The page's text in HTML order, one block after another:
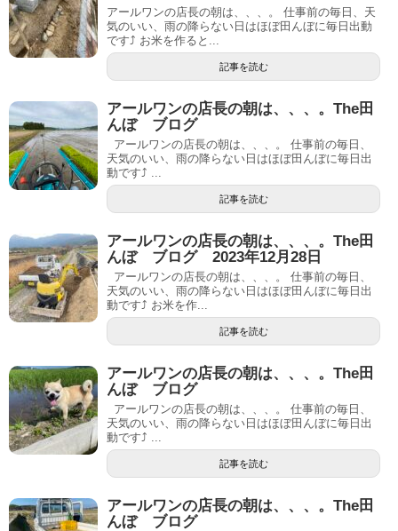
アールワンの店長の朝は、、、。 仕事前の毎日、天
気のいい、雨の降らない日はほぼ田んぼに毎日出動
です⤴ お米を作ると...
記事を読む
アールワンの店長の朝は、、、。The田
んぼ ブログ
アールワンの店長の朝は、、、。 仕事前の毎日、
天気のいい、雨の降らない日はほぼ田んぼに毎日出
動です⤴ ...
記事を読む
アールワンの店長の朝は、、、。The田
んぼ ブログ 2023年12月28日
アールワンの店長の朝は、、、。 仕事前の毎日、
天気のいい、雨の降らない日はほぼ田んぼに毎日出
動です⤴ お米を作...
記事を読む
アールワンの店長の朝は、、、。The田
んぼ ブログ
アールワンの店長の朝は、、、。 仕事前の毎日、
天気のいい、雨の降らない日はほぼ田んぼに毎日出
動です⤴ ...
記事を読む
アールワンの店長の朝は、、、。The田
んぼ ブログ